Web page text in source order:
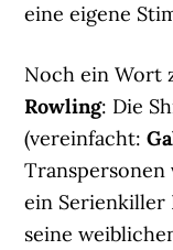
eine eigene
Noch ein Wort
Rowling: Die
(vereinfacht:
ein Serienkiller
seine